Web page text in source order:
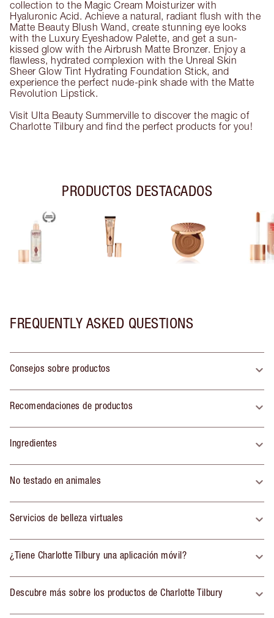
collection to the Magic Cream Moisturizer with
Hyaluronic Acid. Achieve a natural, radiant flush with the
Matte Beauty Blush Wand, create stunning eye looks
with the Luxury Eyeshadow Palette, and get a sun-
kissed glow with the Airbrush Matte Bronzer. Enjoy a
flawless, hydrated complexion with the Unreal Skin
Sheer Glow Tint Hydrating Foundation Stick, and
experience the perfect nude-pink shade with the Matte
Revolution Lipstick.
Visit Ulta Beauty Summerville to discover the magic of
Charlotte Tilbury and find the perfect products for you!
PRODUCTOS DESTACADOS
FREQUENTLY ASKED QUESTIONS
Consejos sobre productos
Recomendaciones de productos
Ingredientes
No testado en animales
Servicios de belleza virtuales
¿Tiene Charlotte Tilbury una aplicación móvil?
Descubre más sobre los productos de Charlotte Tilbury